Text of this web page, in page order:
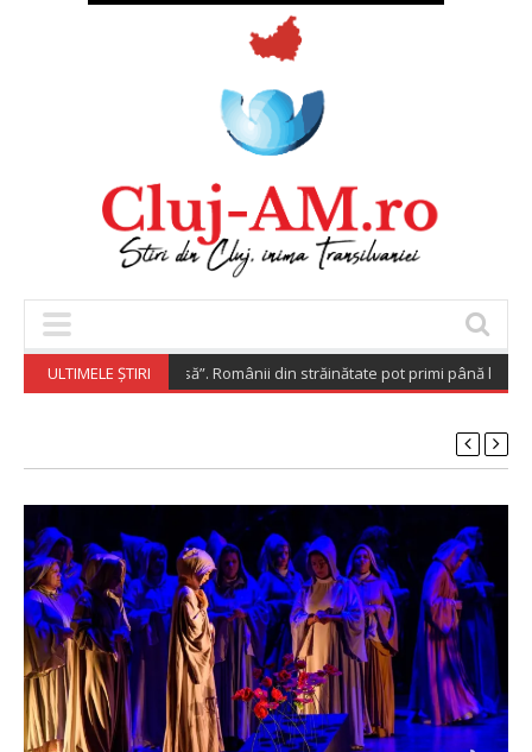
ULTIMELE ȘTIRI
Investește Acasă”. Românii din străinătate pot primi până la